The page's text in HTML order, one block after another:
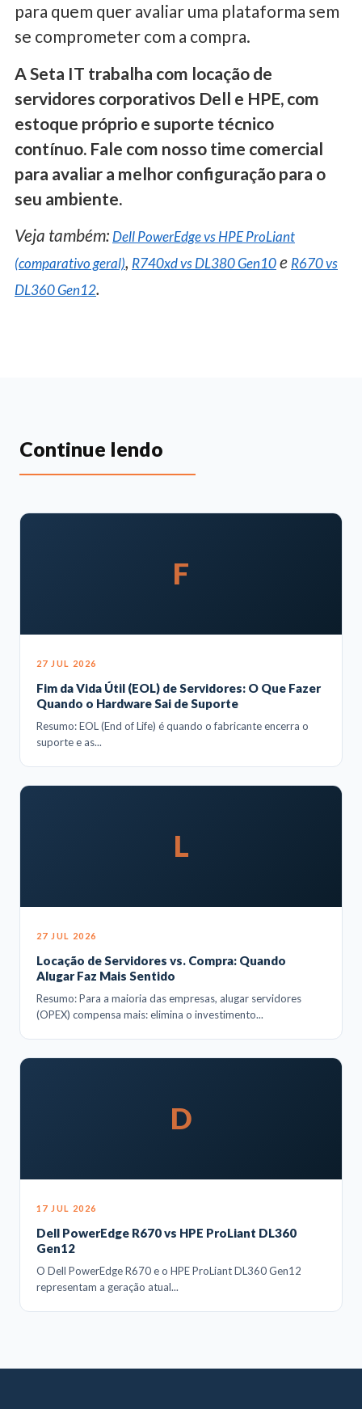
para quem quer avaliar uma plataforma sem
se comprometer com a compra.
A Seta IT trabalha com locação de
servidores corporativos Dell e HPE, com
estoque próprio e suporte técnico
contínuo. Fale com nosso time comercial
para avaliar a melhor configuração para o
seu ambiente.
Veja também: Dell PowerEdge vs HPE ProLiant
(comparativo geral), R740xd vs DL380 Gen10e R670 vs
DL360 Gen12.
Continue lendo
F
27 JUL 2026
Fim da Vida Útil (EOL) de Servidores: O Que Fazer
Quando o Hardware Sai de Suporte
Resumo: EOL (End of Life) é quando o fabricante encerra o
suporte e as...
L
27 JUL 2026
Locação de Servidores vs. Compra: Quando
Alugar Faz Mais Sentido
Resumo: Para a maioria das empresas, alugar servidores
(OPEX) compensa mais: elimina o investimento...
D
17 JUL 2026
Dell PowerEdge R670 vs HPE ProLiant DL360
Gen12
O Dell PowerEdge R670 e o HPE ProLiant DL360 Gen12
representam a geração atual...